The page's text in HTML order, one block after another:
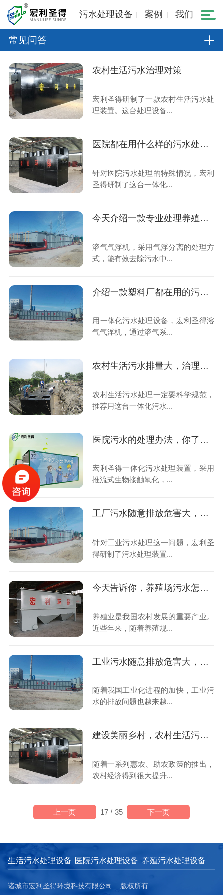
污水处理设备 案例 我们
常见问答
农村生活污水治理对策
宏利圣得研制了一款农村生活污水处
理装置。这台处理设备...
医院都在用什么样的污水处理设备
针对医院污水处理的特殊情况，宏利
圣得研制了这台一体化...
今天介绍一款专业处理养殖场污水的设备
溶气气浮机，采用气浮分离的处理方
式，能有效去除污水中...
介绍一款塑料厂都在用的污水处理设备
用一体化污水处理设备，宏利圣得溶
气气浮机，通过溶气系...
农村生活污水排量大，治理方式很重要
农村生活污水处理一定要科学规范，
推荐用这台一体化污水...
医院污水的处理办法，你了解吗？
宏利圣得一体化污水处理装置，采用
推流式生物接触氧化，...
工厂污水随意排放危害大，规范化处理很重要
针对工业污水处理这一问题，宏利圣
得研制了污水处理装置...
今天告诉你，养殖场污水怎么规范化处理
养殖业是我国农村发展的重要产业。
近些年来，随着养殖规...
工业污水随意排放危害大，如何治理是关键
随着我国工业化进程的加快，工业污
水的排放问题也越来越...
建设美丽乡村，农村生活污水治理是关键
随着一系列惠农、助农政策的推出，
农村经济得到很大提升...
17 / 35
上一页 下一页
生活污水处理设备 医院污水处理设备 养殖污水处理设备
诸城市宏利圣得环境科技有限公司 版权所有